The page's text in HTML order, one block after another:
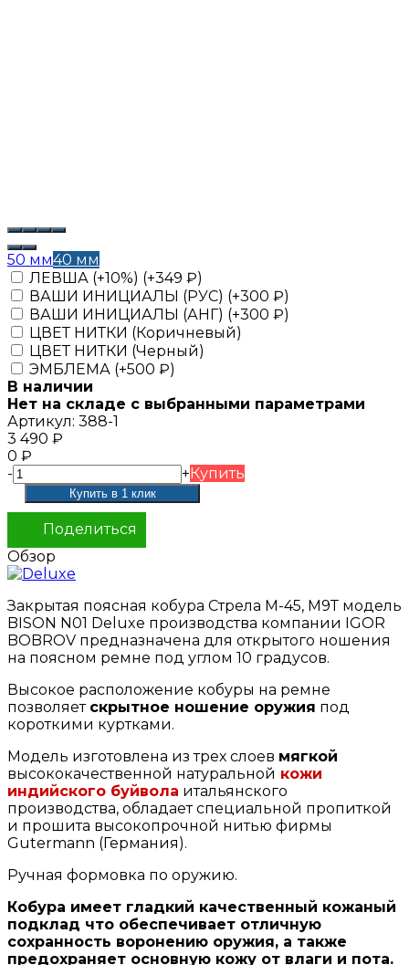
50 мм40 мм
ЛЕВША (+10%) (+349 ₽)
ВАШИ ИНИЦИАЛЫ (РУС) (+300 ₽)
ВАШИ ИНИЦИАЛЫ (АНГ) (+300 ₽)
ЦВЕТ НИТКИ (Коричневый)
ЦВЕТ НИТКИ (Черный)
ЭМБЛЕМА (+500 ₽)
В наличии
Нет на складе с выбранными параметрами
Артикул: 388-1
3 490 ₽
0 ₽
-
+Купить
Поделиться
Обзор
Закрытая поясная кобура Стрела М-45, М9Т модель
BISON N01 Deluxe производства компании IGOR
BOBROV предназначена для открытого ношения
на поясном ремне под углом 10 градусов.
Высокое расположение кобуры на ремне
позволяет скрытное ношение оружия под
короткими куртками.
Модель изготовлена из трех слоев мягкой
высококачественной натуральной кожи
индийского буйвола итальянского
производства, обладает специальной пропиткой
и прошита высокопрочной нитью фирмы
Gutermann (Германия).
Ручная формовка по оружию.
Кобура имеет гладкий качественный кожаный
подклад что обеспечивает отличную
сохранность воронению оружия, а также
предохраняет основную кожу от влаги и пота.